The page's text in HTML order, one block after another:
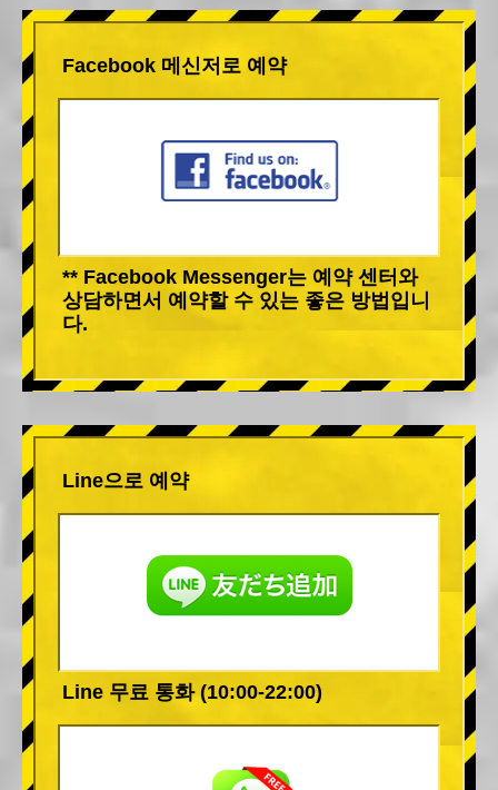
Facebook 메신저로 예약
** Facebook Messenger는 예약 센터와
상담하면서 예약할 수 있는 좋은 방법입니
다.
Line으로 예약
Line 무료 통화 (10:00-22:00)